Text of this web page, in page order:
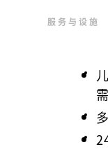
服务与设施